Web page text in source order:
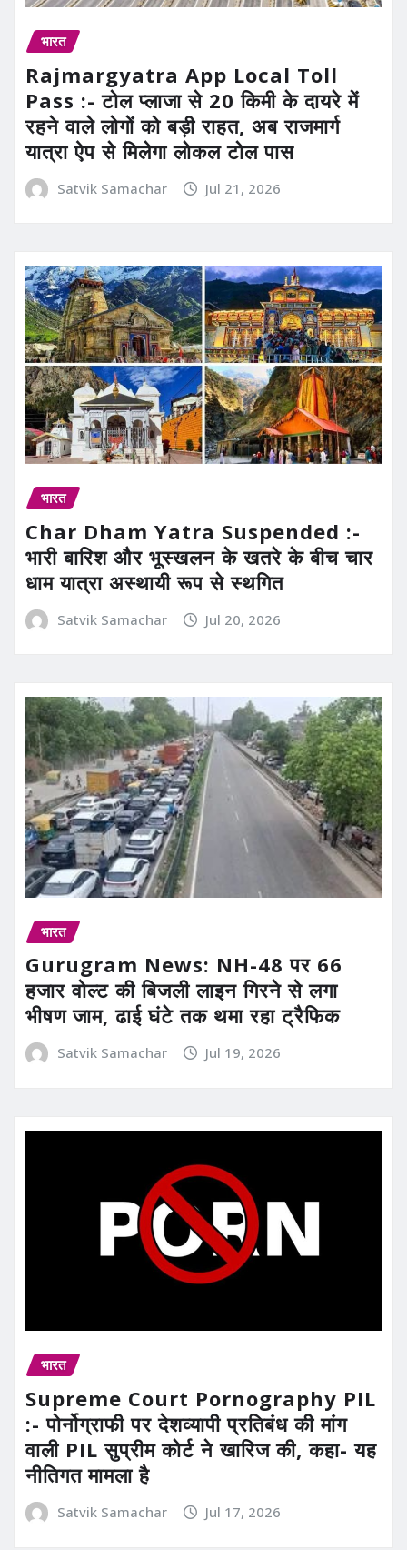
भारत
Rajmargyatra App Local Toll
Pass :- टोल प्लाजा से 20 किमी के दायरे में
रहने वाले लोगों को बड़ी राहत, अब राजमार्ग
यात्रा ऐप से मिलेगा लोकल टोल पास
Satvik Samachar Jul 21, 2026
भारत
Char Dham Yatra Suspended :-
भारी बारिश और भूस्खलन के खतरे के बीच चार
धाम यात्रा अस्थायी रूप से स्थगित
Satvik Samachar Jul 20, 2026
भारत
Gurugram News: NH-48 पर 66
हजार वोल्ट की बिजली लाइन गिरने से लगा
भीषण जाम, ढाई घंटे तक थमा रहा ट्रैफिक
Satvik Samachar Jul 19, 2026
भारत
Supreme Court Pornography PIL
:- पोर्नोग्राफी पर देशव्यापी प्रतिबंध की मांग
वाली PIL सुप्रीम कोर्ट ने खारिज की, कहा- यह
नीतिगत मामला है
Satvik Samachar Jul 17, 2026